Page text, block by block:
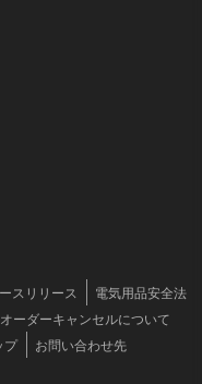
スリリース
電気用品安全法
ーダーキャンセルについて
プ
お問い合わせ先